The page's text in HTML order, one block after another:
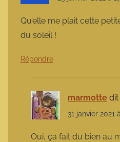
Qu’elle me plait cette
du soleil !
Répondre
marmotte dit
31 janvier 2021
Oui, ça fait du bien au